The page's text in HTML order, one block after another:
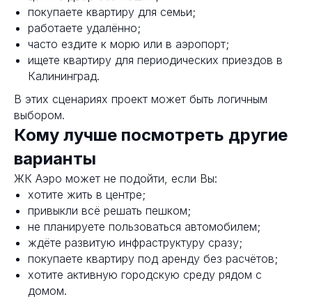
покупаете квартиру для семьи;
работаете удалённо;
часто ездите к морю или в аэропорт;
ищете квартиру для периодических приездов в
Калининград.
В этих сценариях проект может быть логичным
выбором.
Кому лучше посмотреть другие
варианты
ЖК Аэро может не подойти, если Вы:
хотите жить в центре;
привыкли всё решать пешком;
не планируете пользоваться автомобилем;
ждёте развитую инфраструктуру сразу;
покупаете квартиру под аренду без расчётов;
хотите активную городскую среду рядом с
домом.